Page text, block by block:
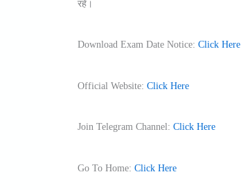
रहें।
Download Exam Date Notice: Click Here
Official Website: Click Here
Join Telegram Channel: Click Here
Go To Home: Click Here